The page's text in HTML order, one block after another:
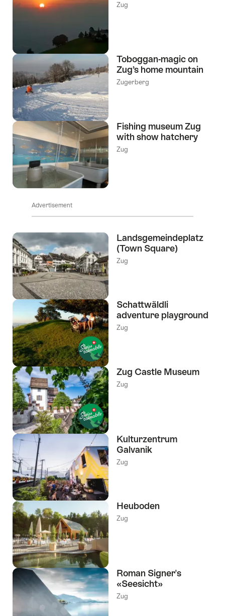
Zug
Toboggan-magic on
Zug’s home mountain
Zugerberg
Fishing museum Zug
with show hatchery
Zug
Advertisement
Landsgemeindeplatz
(Town Square)
Zug
Schattwäldli
adventure playground
Zug
Zug Castle Museum
Zug
Kulturzentrum
Galvanik
Zug
Heuboden
Zug
Roman Signer's
«Seesicht»
Zug